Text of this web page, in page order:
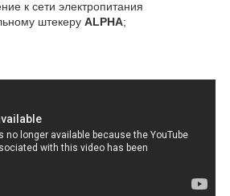
к сети электропитания
штекеру ALPHA;